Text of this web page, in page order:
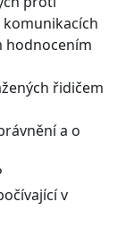
hodnocením
řidičem
a o
v